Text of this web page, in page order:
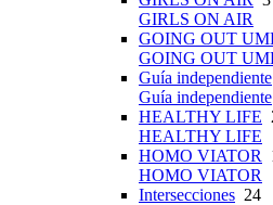
GIRLS ON AIR
GOING OUT
GOING OUT
Guía independiente
Guía independiente
HEALTHY LIFE
HEALTHY LIFE
HOMO VIATOR
HOMO VIATOR
Intersecciones 24